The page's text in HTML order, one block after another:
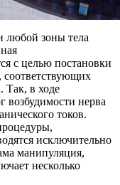
любой зоны тела
с целью постановки
соответствующих
Так, в ходе
возбудимости нерва
токов.
исключительно
манипуляция,
несколько